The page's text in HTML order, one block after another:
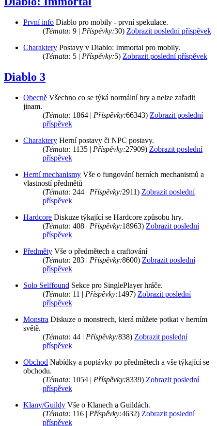
První info Diablo pro mobily - první spekulace.
(Témata: 9 | Příspěvky:30) Zobrazit poslední příspěvek
Charaktery Postavy v Diablo: Immortal pro mobily.
(Témata: 5 | Příspěvky:5) Zobrazit poslední příspěvek
Diablo 3
Obecně Všechno co se týká normální hry a nelze zařadit
jinam.
(Témata: 1864 | Příspěvky:66343) Zobrazit poslední
příspěvek
Charaktery Herní postavy či NPC postavy.
(Témata: 1135 | Příspěvky:27909) Zobrazit poslední
příspěvek
Herní mechanismy Vše o fungování herních mechanismů a
vlastností předmětů
(Témata: 244 | Příspěvky:2911) Zobrazit poslední
příspěvek
Hardcore Diskuze týkající se Hardcore způsobu hry.
(Témata: 408 | Příspěvky:18963) Zobrazit poslední
příspěvek
Předměty Vše o předmětech a craftování
(Témata: 283 | Příspěvky:8600) Zobrazit poslední
příspěvek
Solo Selffound Sekce pro SinglePlayer hráče.
(Témata: 11 | Příspěvky:1497) Zobrazit poslední
příspěvek
Monstra Diskuze o monstrech, která můžete potkat v herním
světě.
(Témata: 44 | Příspěvky:838) Zobrazit poslední
příspěvek
Obchod Nabídky a poptávky po předmětech a vše týkající se
obchodu.
(Témata: 1054 | Příspěvky:8339) Zobrazit poslední
příspěvek
Klany/Guildy Vše o Klanech a Guildách.
(Témata: 116 | Příspěvky:4632) Zobrazit poslední
příspěvek